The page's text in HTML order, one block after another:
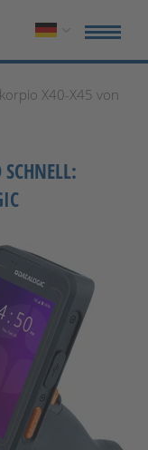
X40-X45 von